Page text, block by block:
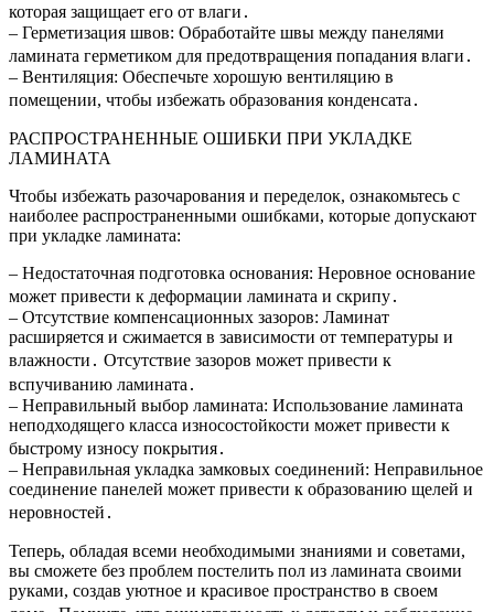
которая защищает его от влаги․
– Герметизация швов: Обработайте швы между панелями
ламината герметиком для предотвращения попадания влаги․
– Вентиляция: Обеспечьте хорошую вентиляцию в
помещении, чтобы избежать образования конденсата․
РАСПРОСТРАНЕННЫЕ ОШИБКИ ПРИ УКЛАДКЕ
ЛАМИНАТА
Чтобы избежать разочарования и переделок, ознакомьтесь с
наиболее распространенными ошибками, которые допускают
при укладке ламината:
– Недостаточная подготовка основания: Неровное основание
может привести к деформации ламината и скрипу․
– Отсутствие компенсационных зазоров: Ламинат
расширяется и сжимается в зависимости от температуры и
влажности․ Отсутствие зазоров может привести к
вспучиванию ламината․
– Неправильный выбор ламината: Использование ламината
неподходящего класса износостойкости может привести к
быстрому износу покрытия․
– Неправильная укладка замковых соединений: Неправильное
соединение панелей может привести к образованию щелей и
неровностей․
Теперь, обладая всеми необходимыми знаниями и советами,
вы сможете без проблем постелить пол из ламината своими
руками, создав уютное и красивое пространство в своем